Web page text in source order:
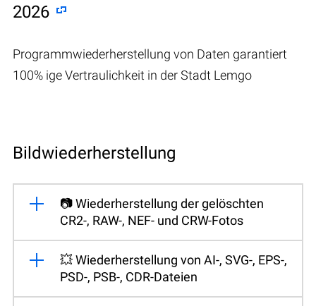
2026
Programmwiederherstellung von Daten garantiert
100% ige Vertraulichkeit in der Stadt Lemgo
Bildwiederherstellung
📷 Wiederherstellung der gelöschten
CR2-, RAW-, NEF- und CRW-Fotos
💥 Wiederherstellung von AI-, SVG-, EPS-,
PSD-, PSB-, CDR-Dateien